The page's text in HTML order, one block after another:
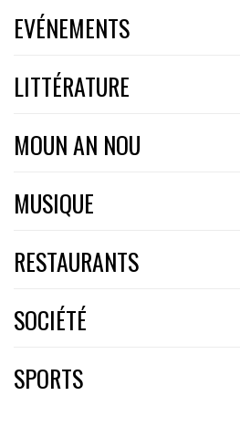
EVÉNEMENTS
LITTÉRATURE
MOUN AN NOU
MUSIQUE
RESTAURANTS
SOCIÉTÉ
SPORTS